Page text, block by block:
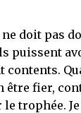
ne doit pas
puissent
contents.
être fier,
trophée.